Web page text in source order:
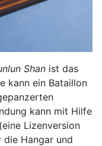
Shan ist das
kann ein Bataillon
kann mit Hilfe
Lizenversion
die Hangar und